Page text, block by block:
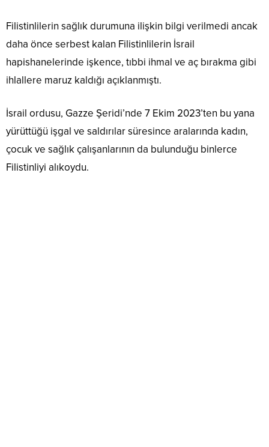
Filistinlilerin sağlık durumuna ilişkin bilgi verilmedi ancak
daha önce serbest kalan Filistinlilerin İsrail
hapishanelerinde işkence, tıbbi ihmal ve aç bırakma gibi
ihlallere maruz kaldığı açıklanmıştı.
İsrail ordusu, Gazze Şeridi’nde 7 Ekim 2023’ten bu yana
yürüttüğü işgal ve saldırılar süresince aralarında kadın,
çocuk ve sağlık çalışanlarının da bulunduğu binlerce
Filistinliyi alıkoydu.